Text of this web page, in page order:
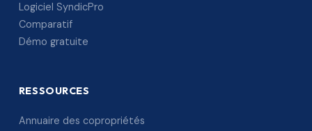
Logiciel SyndicPro
Comparatif
Démo gratuite
RESSOURCES
Annuaire des copropriétés